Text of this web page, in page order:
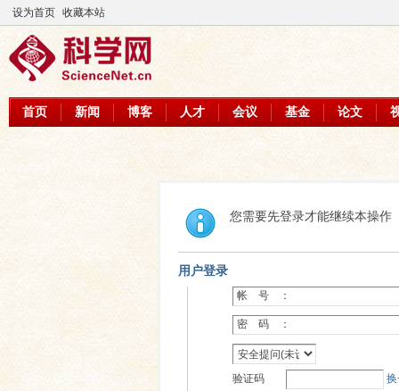
设为首页 收藏本站
首页 新闻 博客 人才 会议 基金 论文
您需要先登录才能继续本操作
用户登录
帐 号 ：
密 码 ：
验证码